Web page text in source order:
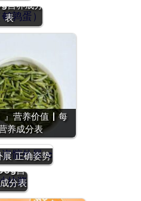
营养成分
表
』营养价值 | 每
养成分表
展 正确姿势
沙拉
营养
| 每
营
分表